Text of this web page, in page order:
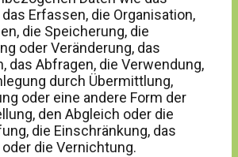
das Erfassen, die Organisation,
die Speicherung, die
oder Veränderung, das
das Abfragen, die Verwendung,
durch Übermittlung,
oder eine andere Form der
den Abgleich oder die
die Einschränkung, das
die Vernichtung.